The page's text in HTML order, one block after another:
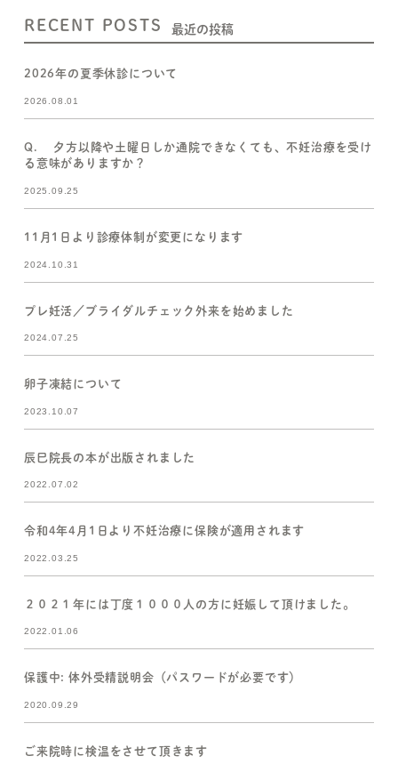
RECENT POSTS 最近の投稿
2026年の夏季休診について
2026.08.01
Q. 夕方以降や土曜日しか通院できなくても、不妊治療を受け
る意味がありますか？
2025.09.25
11月1日より診療体制が変更になります
2024.10.31
プレ妊活／ブライダルチェック外来を始めました
2024.07.25
卵子凍結について
2023.10.07
辰巳院長の本が出版されました
2022.07.02
令和4年4月1日より不妊治療に保険が適用されます
2022.03.25
２０２１年には丁度１０００人の方に妊娠して頂けました。
2022.01.06
保護中: 体外受精説明会（パスワードが必要です）
2020.09.29
ご来院時に検温をさせて頂きます